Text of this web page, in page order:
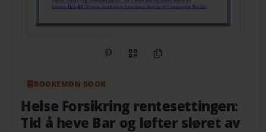
Share on Pinterest
QR CodeCopy Link
BOOKEMON BOOK
Helse Forsikring rentesettingen:
Tid å heve Bar og løfter sløret av